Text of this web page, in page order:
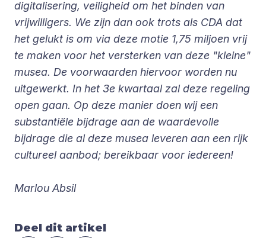
digitalisering, veiligheid om het binden van
vrijwilligers. We zijn dan ook trots als CDA dat
het gelukt is om via deze motie 1,75 miljoen vrij
te maken voor het versterken van deze "kleine"
musea. De voorwaarden hiervoor worden nu
uitgewerkt. In het 3e kwartaal zal deze regeling
open gaan. Op deze manier doen wij een
substantiële bijdrage aan de waardevolle
bijdrage die al deze musea leveren aan een rijk
cultureel aanbod; bereikbaar voor iedereen!
Marlou Absil
Deel dit artikel